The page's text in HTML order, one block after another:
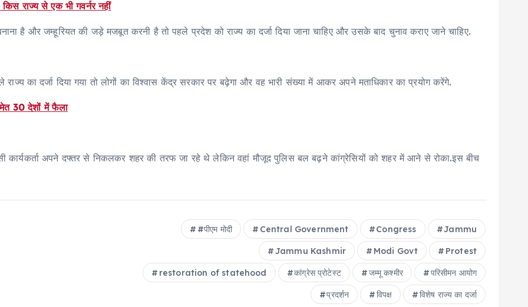
राज्य से एक भी गवर्नर नहीं
है और जम्हूरियत की जड़े मजबूत करनी है तो पहले प्रदेश को राज्य का दर्जा दिया जाना चाहिए और उसके बाद चुनाव कराए जाने चाहिए.
का दर्जा दिया गया तो लोगों का विश्वास केंद्र सरकार पर बढ़ेगा और वह भारी संख्या में आकर अपने मताधिकार का प्रयोग करेंगे.
30 देशों में फैला
कार्यकर्ता अपने दफ्तर से निकलकर शहर की तरफ जा रहे थे लेकिन वहां मौजूद पुलिस बल बढ़ने कांग्रेसियों को शहर में आने से रोका.इस बीच
#पीएम मोदी Central Government Congress Jammu
Jammu Kashmir Modi Govt Protest
restoration of statehood कांग्रेस प्रोटेस्ट जम्‍मू कश्‍मीर परिसीमन आयोग
प्रदर्शन विपक्ष विशेष राज्य का दर्जा